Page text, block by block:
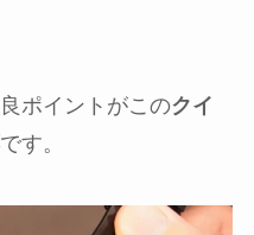
ポイントがこのクイ
です。